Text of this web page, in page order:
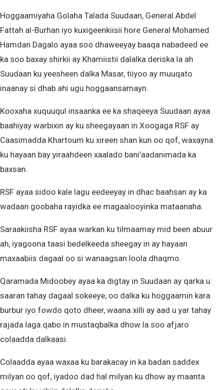
Hoggaamiyaha Golaha Talada Suudaan, General Abdel
Fattah al-Burhan iyo kuxigeenkiisii hore General Mohamed
Hamdan Dagalo ayaa soo dhaweeyay baaqa nabadeed ee
ka soo baxay shirkii ay Khamiistii dalalka deriska la ah
Suudaan ku yeesheen dalka Masar, tiiyoo ay muuqato
inaanay si dhab ahi ugu hoggaansamayn.
Kooxaha xuquuqul insaanka ee ka shaqeeya Suudaan ayaa
baahiyay warbixin ay ku sheegayaan in Xoogaga RSF ay
Caasimadda Khartoum ku xireen shan kun oo qof, waxayna
ku hayaan bay yiraahdeen xaalado bani’aadanimada ka
baxsan.
RSF ayaa sidoo kale lagu eedeeyay in dhac baahsan ay ka
wadaan goobaha rayidka ee magaalooyinka mataanaha.
Saraakiisha RSF ayaa warkan ku tilmaamay mid been abuur
ah, iyagoona taasi bedelkeeda sheegay in ay hayaan
maxaabiis dagaal oo si wanaagsan loola dhaqmo.
Qaramada Midoobey ayaa ka digtay in Suudaan ay qarka u
saaran tahay dagaal sokeeye, oo dalka ku hoggaamin kara
burbur iyo fowdo qoto dheer, waana xilli ay aad u yar tahay
rajada laga qabo in mustaqbalka dhow la soo afjaro
colaadda dalkaasi.
Colaadda ayaa waxaa ku barakacay in ka badan saddex
milyan oo qof, iyadoo dad hal milyan ku dhow ay maanta